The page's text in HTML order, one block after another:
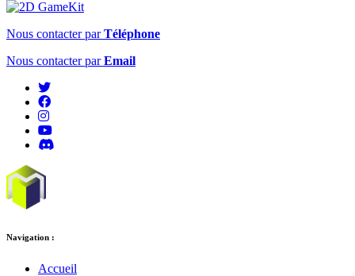
Nous contacter parTéléphone
Nous contacter parEmail
Navigation :
Accueil